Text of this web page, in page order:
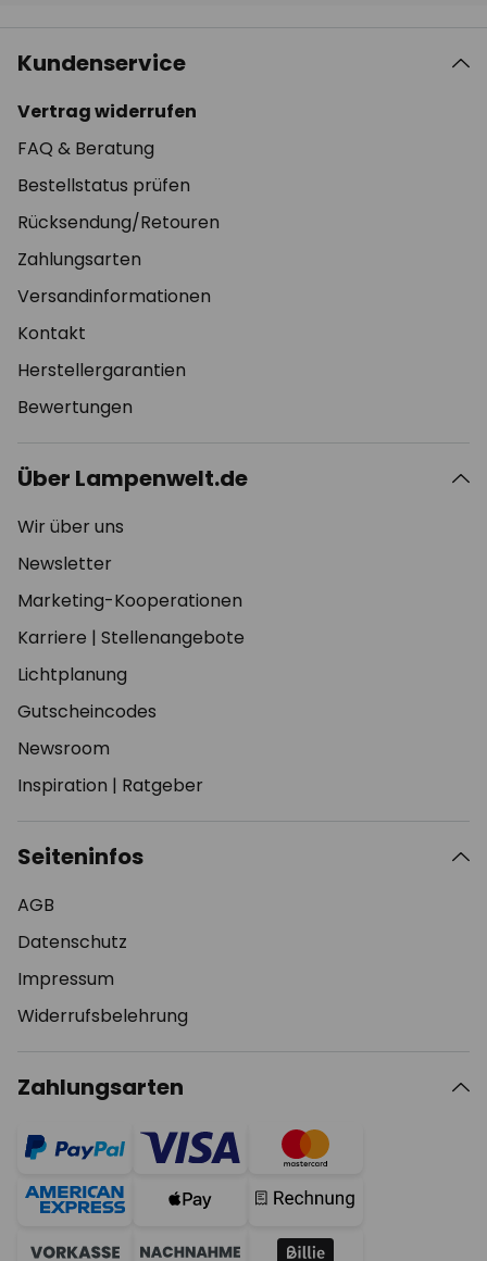
Kundenservice
Vertrag widerrufen
FAQ & Beratung
Bestellstatus prüfen
Rücksendung/Retouren
Zahlungsarten
Versandinformationen
Kontakt
Herstellergarantien
Bewertungen
Über Lampenwelt.de
Wir über uns
Newsletter
Marketing-Kooperationen
Karriere | Stellenangebote
Lichtplanung
Gutscheincodes
Newsroom
Inspiration | Ratgeber
Seiteninfos
AGB
Datenschutz
Impressum
Widerrufsbelehrung
Zahlungsarten